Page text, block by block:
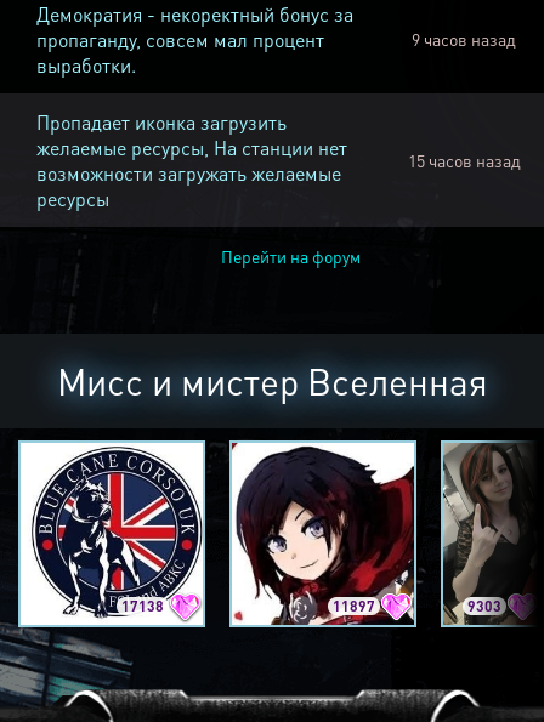
Демократия - некоректный бонус за
пропаганду, совсем мал процент
выработки.
9 часов назад
Пропадает иконка загрузить
желаемые ресурсы, На станции нет
возможности загружать желаемые
ресурсы
15 часов назад
Перейти на форум
Мисс и мистер Вселенная
17138 11897 9303